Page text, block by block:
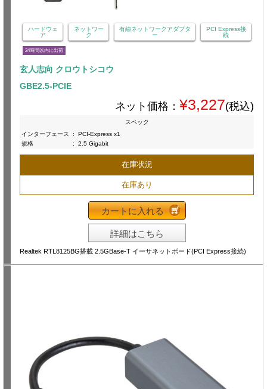
ハードウェ
ア
ネットワー
ク
有線ネットワークアダプタ
ー
PCI Express接
続
24時間以内に出荷
玄人志向 クロウトシコウ
GBE2.5-PCIE
ネット価格： ¥3,227(税込)
スペック
インターフェース
:
PCI-Express x1
規格
: 2.5 Gigabit
在庫状況
在庫あり
カートに入れる
詳細はこちら
Realtek RTL8125BG搭載 2.5GBase-T イーサネットボード(PCI Express接続)